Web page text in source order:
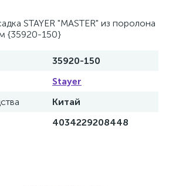
STAYER "MASTER" из поролона
{35920-150}
35920-150
Stayer
Китай
4034229208448